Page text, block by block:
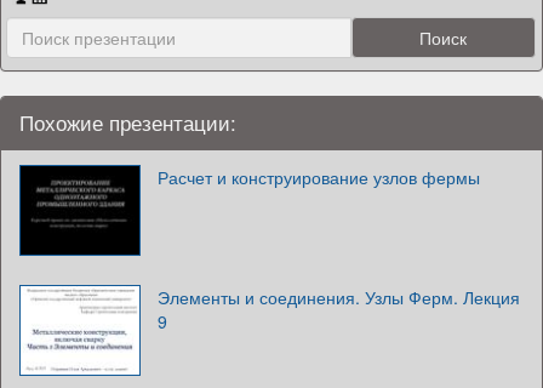
Похожие презентации:
Расчет и конструирование узлов фермы
Элементы и соединения. Узлы Ферм. Лекция
9